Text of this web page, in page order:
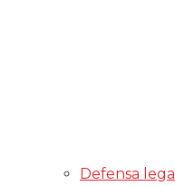
Defensa legal